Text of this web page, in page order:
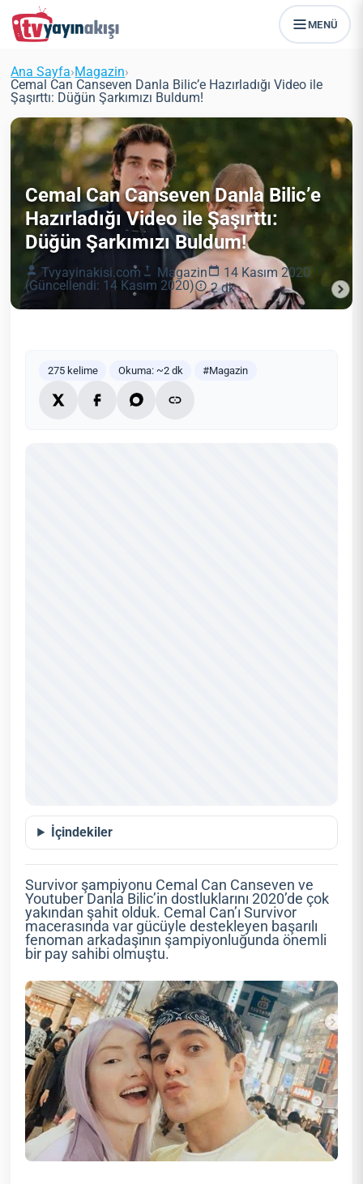
MENÜ
Ana Sayfa›Magazin›
Cemal Can Canseven Danla Bilic’e Hazırladığı Video ile
Şaşırttı: Düğün Şarkımızı Buldum!
Cemal Can Canseven Danla Bilic’e
Hazırladığı Video ile Şaşırttı:
Düğün Şarkımızı Buldum!
Tvyayinakisi.com Magazin
14 Kasım 2020
(Güncellendi: 14 Kasım 2020)
2 dk
275 kelime Okuma: ~2 dk #Magazin
İçindekiler
Survivor şampiyonu Cemal Can Canseven ve
Youtuber Danla Bilic’in dostluklarını 2020’de çok
yakından şahit olduk. Cemal Can’ı Survivor
macerasında var gücüyle destekleyen başarılı
fenoman arkadaşının şampiyonluğunda önemli
bir pay sahibi olmuştu.